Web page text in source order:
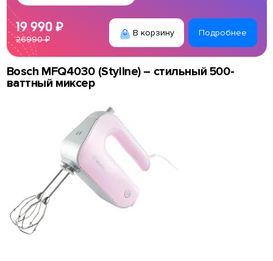
26990 ₽
19 990 ₽ В корзину Подробнее
Bosch MFQ4030 (Styline) – стильный 500-
ваттный миксер